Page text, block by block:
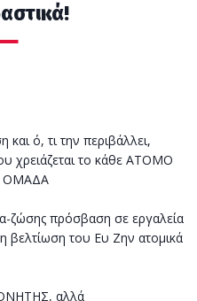
ό, τι την περιβάλλει,
χρειάζεται το κάθε ΑΤΟΜΟ
ΟΜΑΔΑ
ζώσης πρόσβαση σε εργαλεία
βελτίωση του Ευ Ζην ατομικά
αλλά